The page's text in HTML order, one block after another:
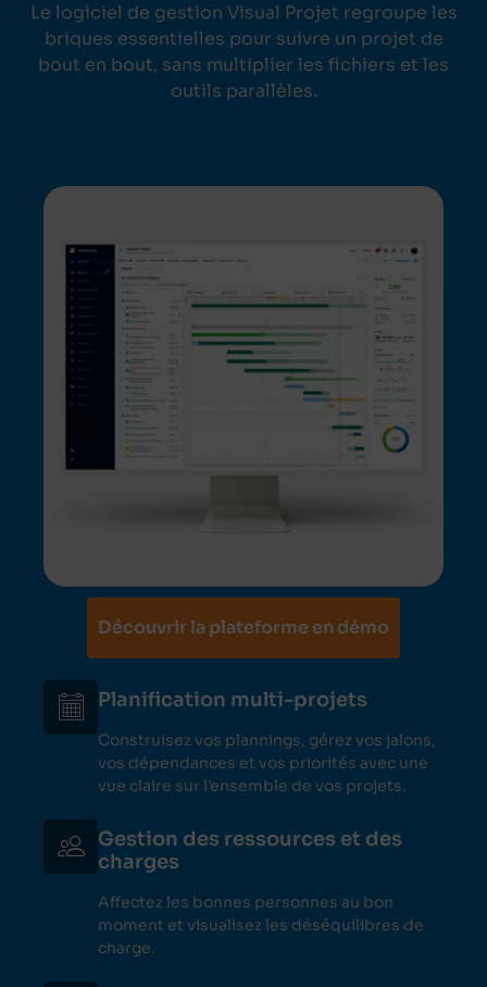
Le logiciel de gestion Visual Projet regroupe les
briques essentielles pour suivre un projet de
bout en bout, sans multiplier les fichiers et les
outils parallèles.
Découvrir la plateforme en démo
Planification multi-projets
Construisez vos plannings, gérez vos jalons,
vos dépendances et vos priorités avec une
vue claire sur l’ensemble de vos projets.
Gestion des ressources et des
charges
Affectez les bonnes personnes au bon
moment et visualisez les déséquilibres de
charge.